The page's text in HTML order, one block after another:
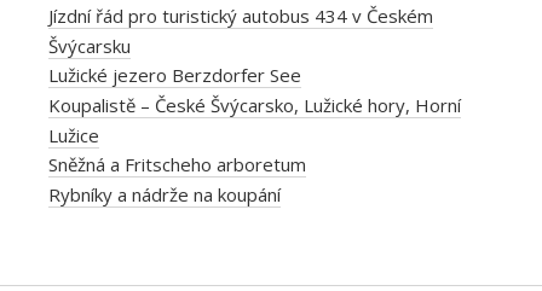
Jízdní řád pro turistický autobus 434 v Českém
Švýcarsku
Lužické jezero Berzdorfer See
Koupalistě – České Švýcarsko, Lužické hory, Horní
Lužice
Sněžná a Fritscheho arboretum
Rybníky a nádrže na koupání